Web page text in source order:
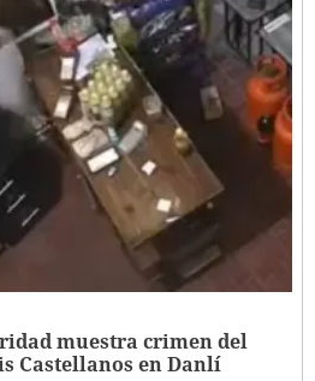
muestra crimen del
Castellanos en Danlí